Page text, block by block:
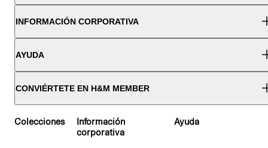
INFORMACIÓN CORPORATIVA
AYUDA
CONVIÉRTETE EN H&M MEMBER
Colecciones
Información
corporativa
Ayuda